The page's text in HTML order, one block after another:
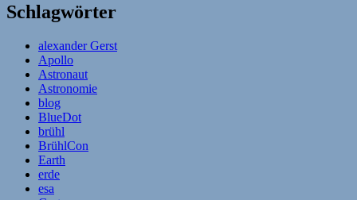
Schlagwörter
alexander Gerst
Apollo
Astronaut
Astronomie
blog
BlueDot
brühl
BrühlCon
Earth
erde
esa